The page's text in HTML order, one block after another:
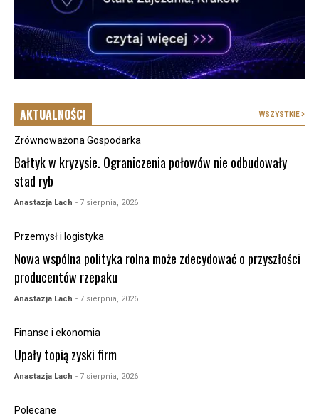
AKTUALNOŚCI WSZYSTKIE
Zrównoważona Gospodarka
Bałtyk w kryzysie. Ograniczenia połowów nie odbudowały
stad ryb
Anastazja Lach - 7 sierpnia, 2026
Przemysł i logistyka
Nowa wspólna polityka rolna może zdecydować o przyszłości
producentów rzepaku
Anastazja Lach - 7 sierpnia, 2026
Finanse i ekonomia
Upały topią zyski firm
Anastazja Lach - 7 sierpnia, 2026
Polecane